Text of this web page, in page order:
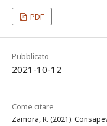
PDF
Pubblicato
2021-10-12
Come citare
Zamora, R. (2021).